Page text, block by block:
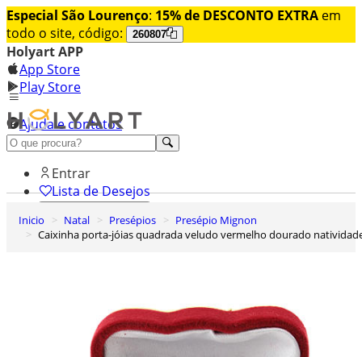
Especial São Lourenço: 15% de DESCONTO EXTRA em
todo o site, código:
260807
Holyart APP
App Store
Play Store
Ajuda e contatos
Conheça premium
Entrar
Lista de Desejos
Carrinho de Compras
Inicio Natal Presépios
Presépio Mignon
Caixinha porta-jóias quadrada veludo vermelho dourado